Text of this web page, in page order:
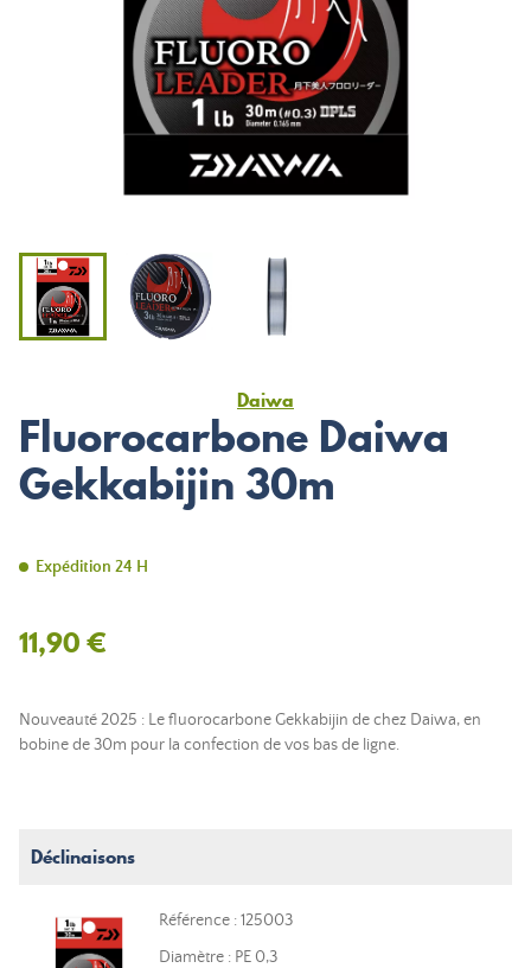
Daiwa
Fluorocarbone Daiwa
Gekkabijin 30m
Expédition 24 H
11,90 €
Nouveauté 2025 : Le fluorocarbone Gekkabijin de chez Daiwa, en
bobine de 30m pour la confection de vos bas de ligne.
Déclinaisons
Référence : 125003
Diamètre : PE 0,3